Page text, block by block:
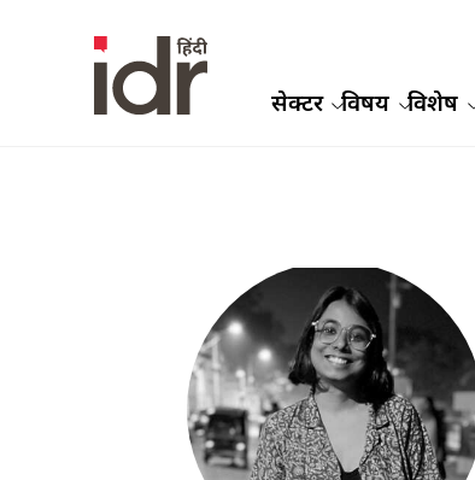
सेक्टर विषय विशेष